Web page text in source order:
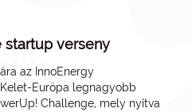
startup verseny
az InnoEnergy
Európa legnagyobb
Challenge, mely nyitva